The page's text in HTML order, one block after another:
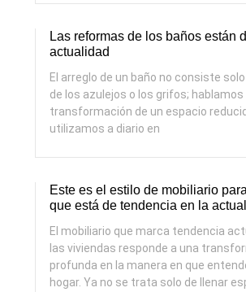
Las reformas de los baños están
actualidad
El arreglo de un baño no consiste
de los azulejos o los grifos; hablamos
transformación de un espacio
utilizamos a diario en
Este es el estilo de mobiliario
que está de tendencia en la
El mobiliario que marca tendencia
las viviendas responde a una
profunda en la manera en que
hogar. Ya no se trata solo de llenar